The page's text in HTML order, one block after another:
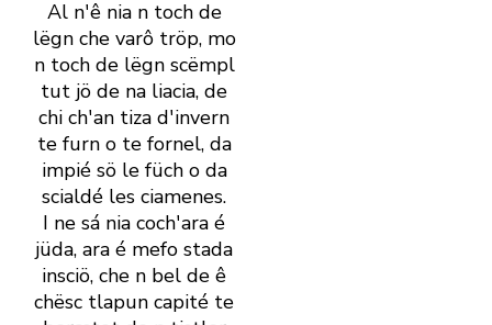
Al n' ê nia n toch de
lëgn che varô tröp, mo
n toch de lëgn scëmpl
tut jö de na liacia, de
chi ch' an tiza d' invern
te furn o te fornel, da
impié sö le füch o da
scialdé les ciamenes.
I ne sá nia coch' ara é
jüda, ara é mefo stada
insciö, che n bel de ê
chësc tlapun capité te